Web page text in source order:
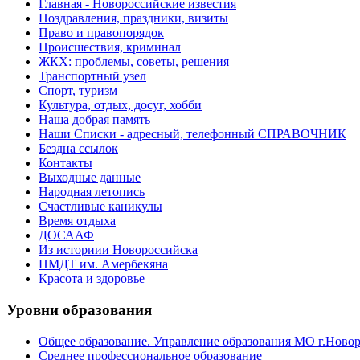
Главная - Новороссийские известия
Поздравления, праздники, визиты
Право и правопорядок
Происшествия, криминал
ЖКХ: проблемы, советы, решения
Транспортный узел
Спорт, туризм
Культура, отдых, досуг, хобби
Наша добрая память
Наши Списки - адресный, телефонный СПРАВОЧНИК
Бездна ссылок
Контакты
Выходные данные
Народная летопись
Счастливые каникулы
Время отдыха
ДОСААФ
Из историии Новороссийска
НМДТ им. Амербекяна
Красота и здоровье
Уровни образования
Общее образование. Управление образования МО
Среднее профессиональное образование